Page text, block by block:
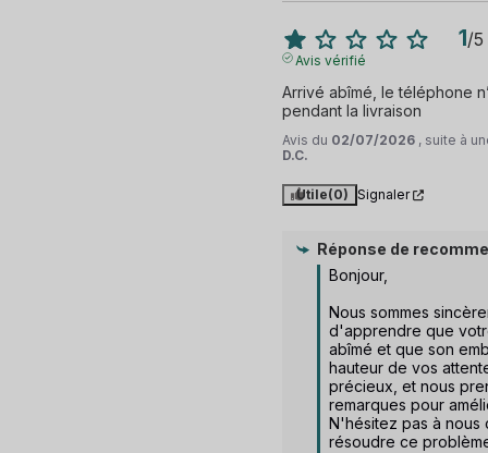
1/5
Avis vérifié
Arrivé abîmé, le téléphone
pendant la livraison
Avis du 02/07/2026 , suite à
D.C.
Utile(0) Signaler
Réponse de
Bonjour,
Nous sommes
d'apprendre que
abîmé et que son
hauteur de vos
précieux, et nous
remarques pour
N'hésitez pas à nous
résoudre ce